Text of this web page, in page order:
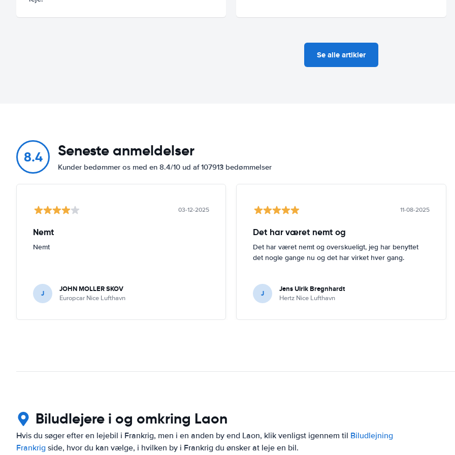
Se alle artikler
8.4 Seneste anmeldelser
Kunder bedømmer os med en 8.4/10 ud af 107913 bedømmelser
03-12-2025
Nemt
Nemt
J JOHN MOLLER SKOV
Europcar Nice Lufthavn
11-08-2025
Det har været nemt og
Det har været nemt og overskueligt, jeg har benyttet
det nogle gange nu og det har virket hver gang.
J Jens Ulrik Bregnhardt
Hertz Nice Lufthavn
Biludlejere i og omkring Laon
Hvis du søger efter en lejebil i Frankrig, men i en anden by end Laon, klik venligst igennem til Biludlejning
Frankrig side, hvor du kan vælge, i hvilken by i Frankrig du ønsker at leje en bil.